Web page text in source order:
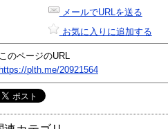
メールでURLを送る
お気に入りに追加する
このページのURL
https://plth.me/20921564